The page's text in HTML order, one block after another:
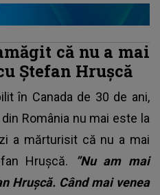
că nu a mai
Ștefan Hrușcă
în Canada de 30 de ani,
România nu mai este la
a mărturisit că nu a mai
Hrușcă.
”Nu am mai
Hrușcă. Când mai venea